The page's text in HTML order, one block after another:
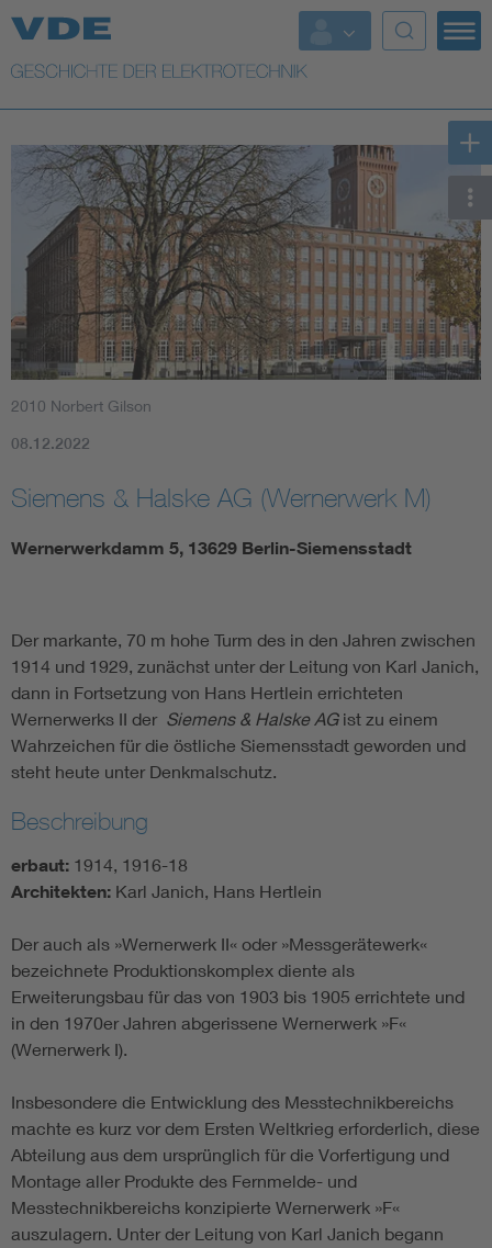
Top Themen
Weitere Themen
2010 Norbert Gilson
08.12.2022
Siemens & Halske AG (Wernerwerk M)
Wernerwerkdamm 5, 13629 Berlin-Siemensstadt
Der markante, 70 m hohe Turm des in den Jahren zwischen
1914 und 1929, zunächst unter der Leitung von Karl Janich,
dann in Fortsetzung von Hans Hertlein errichteten
Wernerwerks II der Siemens & Halske AGist zu einem
Wahrzeichen für die östliche Siemensstadt geworden und
steht heute unter Denkmalschutz.
Beschreibung
erbaut: 1914, 1916-18
Architekten: Karl Janich, Hans Hertlein
Der auch als »Wernerwerk II« oder »Messgerätewerk«
bezeichnete Produktionskomplex diente als
Erweiterungsbau für das von 1903 bis 1905 errichtete und
in den 1970er Jahren abgerissene Wernerwerk »F«
(Wernerwerk I).
Insbesondere die Entwicklung des Messtechnikbereichs
machte es kurz vor dem Ersten Weltkrieg erforderlich, diese
Abteilung aus dem ursprünglich für die Vorfertigung und
Montage aller Produkte des Fernmelde- und
Messtechnikbereichs konzipierte Wernerwerk »F«
auszulagern. Unter der Leitung von Karl Janich begann